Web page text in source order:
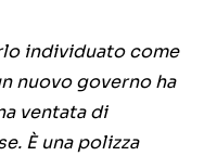
individuato come
nuovo governo ha
ventata di
È una polizza